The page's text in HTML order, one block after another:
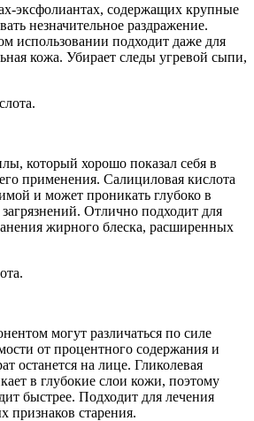
эксфолиантах, содержащих крупные
незначительное раздражение.
использовании подходит даже для
кожа. Убирает следы угревой сыпи,
который хорошо показал себя в
применения. Салициловая кислота
и может проникать глубоко в
Отлично подходит для
жирного блеска, расширенных
могут различаться по силе
от процентного содержания и
останется на лице. Гликолевая
в глубокие слои кожи, поэтому
быстрее. Подходит для лечения
признаков старения.